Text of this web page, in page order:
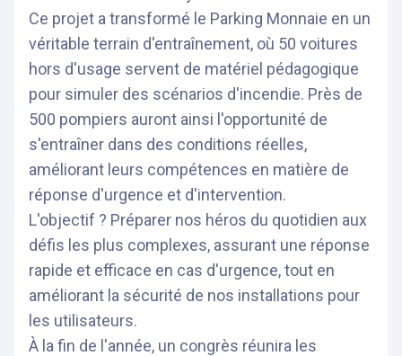
Ce projet a transformé le Parking Monnaie en un
véritable terrain d'entraînement, où 50 voitures
hors d'usage servent de matériel pédagogique
pour simuler des scénarios d'incendie. Près de
500 pompiers auront ainsi l'opportunité de
s'entraîner dans des conditions réelles,
améliorant leurs compétences en matière de
réponse d'urgence et d'intervention.
L'objectif ? Préparer nos héros du quotidien aux
défis les plus complexes, assurant une réponse
rapide et efficace en cas d'urgence, tout en
améliorant la sécurité de nos installations pour
les utilisateurs.
À la fin de l'année, un congrès réunira les